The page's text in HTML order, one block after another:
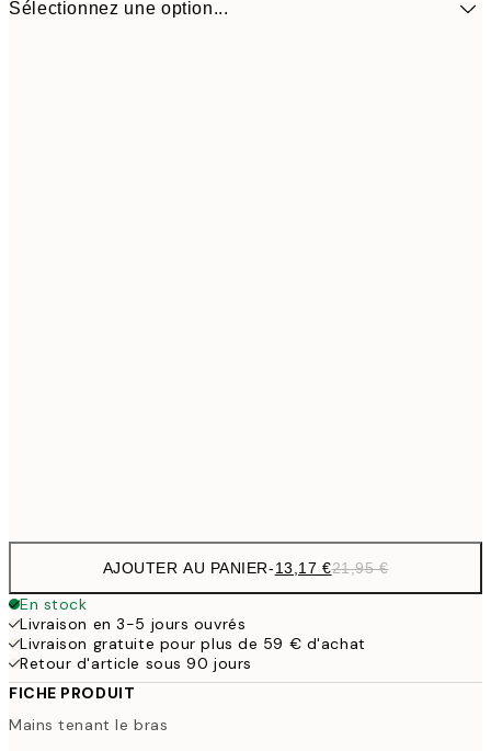
Sélectionnez une option...
AJOUTER AU PANIER-13,17 €21,95 €
En stock
Livraison en 3-5 jours ouvrés
Livraison gratuite pour plus de 59 € d'achat
Retour d'article sous 90 jours
FICHE PRODUIT
Mains tenant le bras